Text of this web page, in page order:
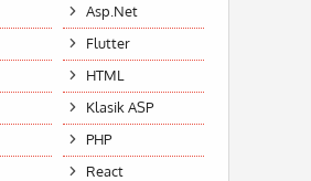
Asp.Net
Flutter
HTML
Klasik ASP
PHP
React